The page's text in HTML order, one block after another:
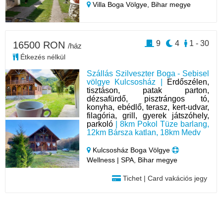
Villa Boga Völgye, Bihar megye
Szállás Szilveszter Boga - Sebisel
völgye Kulcsosház |
Erdőszélen,
tisztáson, patak parton,
dézsafürdő, pisztrángos tó,
konyha, ebédlő, terasz, kert-udvar,
filagória, grill, gyerek játszóhely,
parkoló | 8km Pokol Tüze barlang,
12km Bársza katlan, 18km Medv
Kulcsosház Boga Völgye
Wellness | SPA, Bihar megye
Tichet | Card vakációs jegy
16500 RON /ház
Étkezés nélkül
1 - 30
4
9